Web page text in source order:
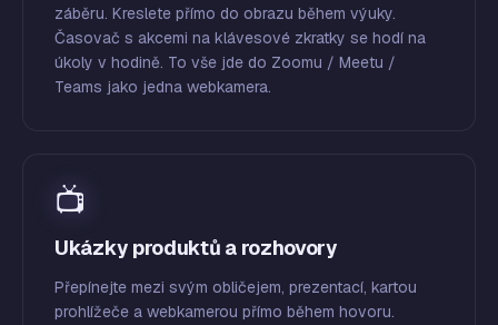
záběru. Kreslete přímo do obrazu během výuky.
Časovač s akcemi na klávesové zkratky se hodí na
úkoly v hodině. To vše jde do Zoomu / Meetu /
Teams jako jedna webkamera.
📺
Ukázky produktů a rozhovory
Přepínejte mezi svým obličejem, prezentací, kartou
prohlížeče a webkamerou přímo během hovoru.